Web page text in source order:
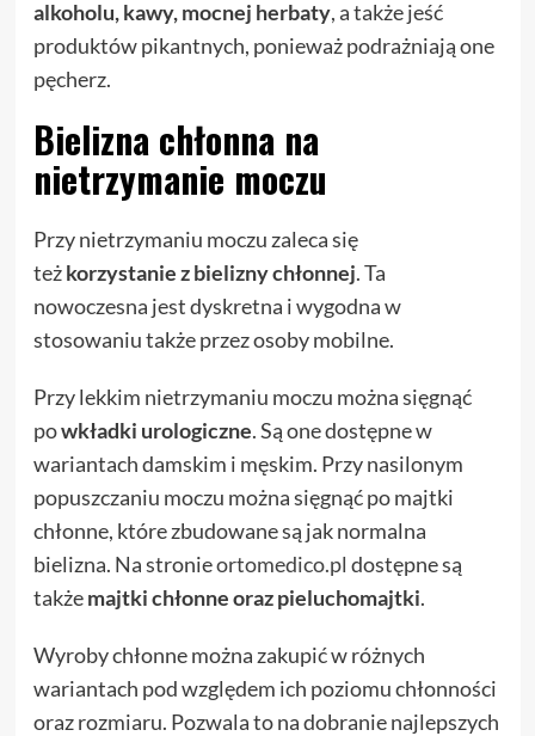
alkoholu, kawy, mocnej herbaty, a także jeść
produktów pikantnych, ponieważ podrażniają one
pęcherz.
Bielizna chłonna na
nietrzymanie moczu
Przy nietrzymaniu moczu zaleca się
teżkorzystanie z bielizny chłonnej. Ta
nowoczesna jest dyskretna i wygodna w
stosowaniu także przez osoby mobilne.
Przy lekkim nietrzymaniu moczu można sięgnąć
powkładki urologiczne. Są one dostępne w
wariantach damskim i męskim. Przy nasilonym
popuszczaniu moczu można sięgnąć po majtki
chłonne, które zbudowane są jak normalna
bielizna. Na stronieortomedico.pl dostępne są
takżemajtki chłonne oraz pieluchomajtki.
Wyroby chłonne można zakupić w różnych
wariantach pod względem ich poziomu chłonności
oraz rozmiaru. Pozwala to na dobranie najlepszych